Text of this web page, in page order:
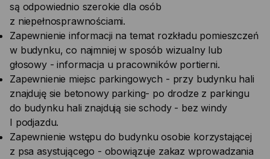
są odpowiednio szerokie dla osób
z niepełnosprawnościami.
Zapewnienie informacji na temat rozkładu pomieszczeń
w budynku, co najmniej w sposób wizualny lub
głosowy - informacja u pracowników portierni.
Zapewnienie miejsc parkingowych - przy budynku hali
znajduję sie betonowy parking- po drodze z parkingu
do budynku hali znajdują sie schody - bez windy
I podjazdu.
Zapewnienie wstępu do budynku osobie korzystającej
z psa asystującego - obowiązuje zakaz wprowadzania